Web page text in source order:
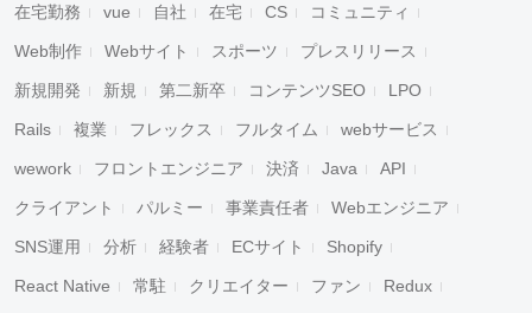
在宅勤務 vue 自社 在宅 CS コミュニティ
Web制作 Webサイト スポーツ プレスリリース
新規開発 新規 第二新卒 コンテンツSEO LPO
Rails 複業 フレックス フルタイム webサービス
wework フロントエンジニア 決済 Java API
クライアント パルミー 事業責任者 Webエンジニア
SNS運用 分析 経験者 ECサイト Shopify
React Native 常駐 クリエイター ファン Redux